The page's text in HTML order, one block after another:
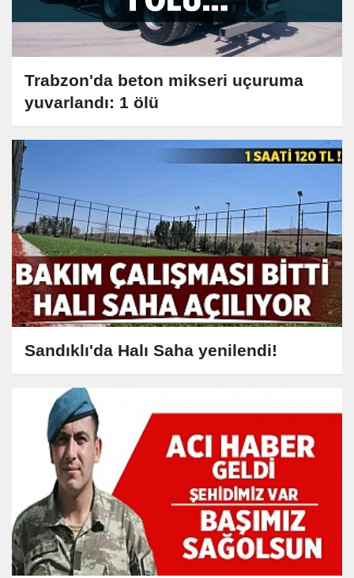
Trabzon'da beton mikseri uçuruma
yuvarlandı: 1 ölü
Sandıklı'da Halı Saha yenilendi!